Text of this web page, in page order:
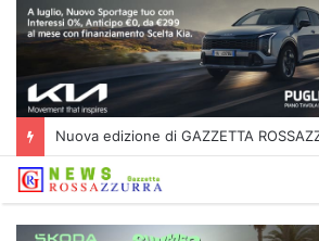
Nuova edizione di GAZZETTA